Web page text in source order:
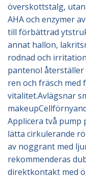
överskottstalg,
AHA och enzymer
till förbättrad
annat hallon,
rodnad och
pantenol återställer
ren och fräsch
vitalitet.Avlägsnar
Applicera två pump
lätta cirkulerande
av noggrant med
rekommenderas
direktkontakt med